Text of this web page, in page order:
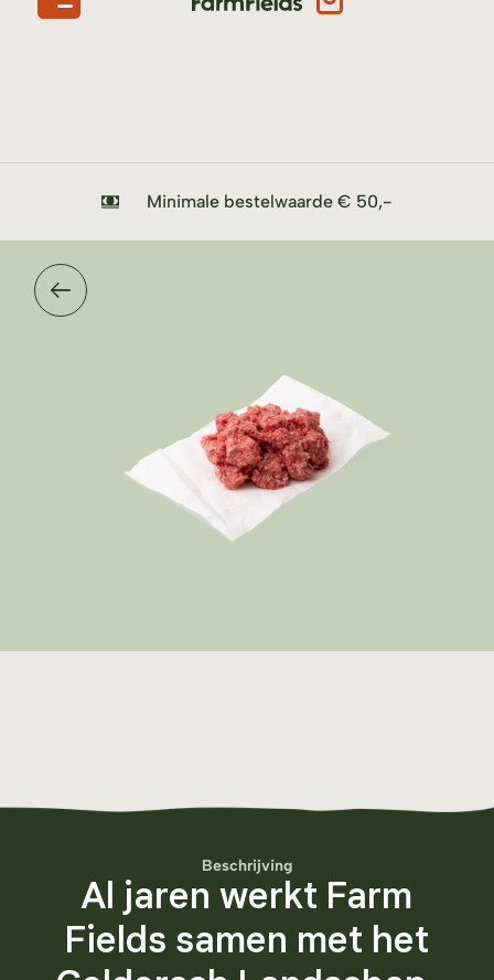
Minimale bestelwaarde € 50,-
Beschrijving
Al jaren werkt Farm
Fields samen met het